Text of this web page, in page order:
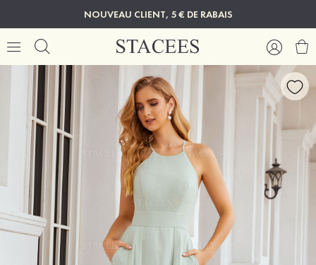
NOUVEAU CLIENT, 5 € DE RABAIS